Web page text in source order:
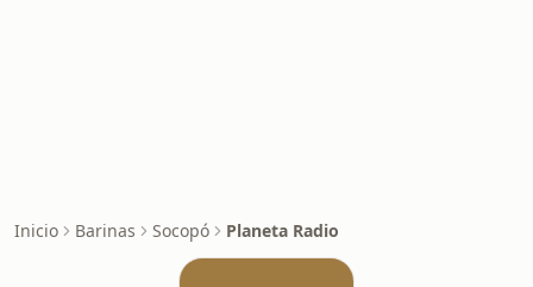
Inicio Barinas Socopó Planeta Radio